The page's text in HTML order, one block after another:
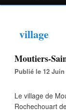
village
Moutiers-
Publié le 12
Le village de
Rochechouart